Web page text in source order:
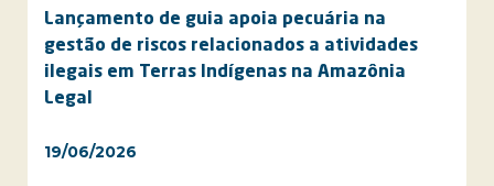
Lançamento de guia apoia pecuária na
gestão de riscos relacionados a atividades
ilegais em Terras Indígenas na Amazônia
Legal
19/06/2026